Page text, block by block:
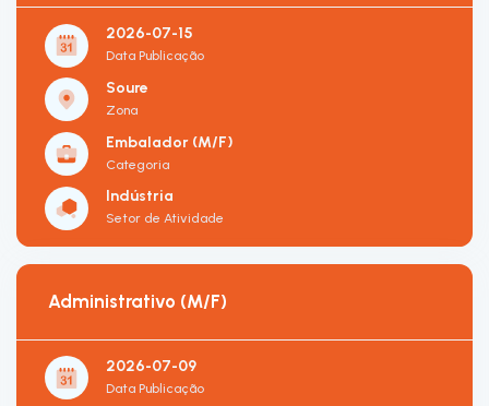
2026-07-15
Data Publicação
Soure
Zona
Embalador (M/F)
Categoria
Indústria
Setor de Atividade
Administrativo (M/F)
2026-07-09
Data Publicação